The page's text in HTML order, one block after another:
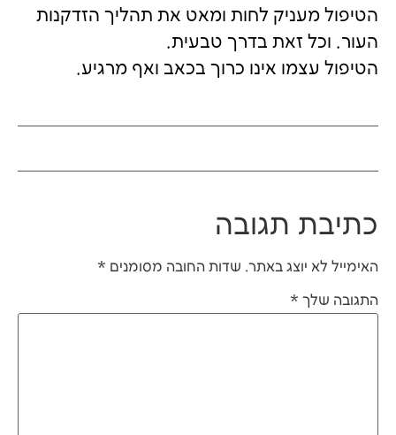
הטיפול מעניק לחות ומאט את תהליך הזדקנות
העור. וכל זאת בדרך טבעית.
הטיפול עצמו אינו כרוך בכאב ואף מרגיע.
כתיבת תגובה
האימייל לא יוצג באתר. שדות החובה מסומנים *
התגובה שלך *